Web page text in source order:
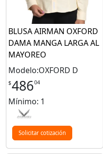
BLUSA AIRMAN OXFORD
DAMA MANGA LARGA AL
MAYOREO
Modelo:OXFORD D
$48604
Mínimo: 1
Solicitar cotización